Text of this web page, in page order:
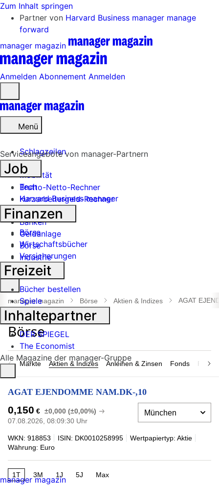
Zum Inhalt springen
Partner von Harvard Business manager manage
forward
manager magazin
Anmelden Abonnement Anmelden
öffnen
Menü
Schlagzeilen
Mobilität
Tech
Harvard Business manager
Handel
Banken
Geldanlage
Börse
Industrie
Suche
öffnen
manager magazin Börse Aktien & Indizes AGAT
Märkte Aktien & Indizes Anleihen & Zinsen Fonds
AGAT EJENDOMME NAM.DK-,10
0,150 € ±0,000 (±0,00%)
07.08.2026, 08:09:30 Uhr
WKN: 918853 ISIN: DK0010258995
Wertpapiertyp: Aktie
Währung: Euro
1T 3M 1J 5J Max
Serviceangebote von manager-Partnern
Job
Brutto-Netto-Rechner
Kurzarbeitergeld-Rechner
Finanzen
Börse
Wirtschaftsbücher
Versicherungen
Freizeit
Bücher bestellen
Spiele
Inhaltepartner
DER SPIEGEL
The Economist
Alle Magazine der manager-Gruppe
manager magazin